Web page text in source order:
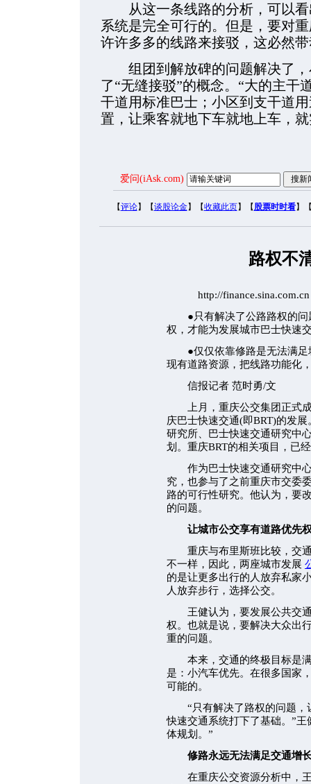
从这一条线路的分析，可以看
系统是完全可行的。但是，要对
许许多多的线路来接驳，这必然
组团到解放碑的问题解决了，
了“无缝接驳”的概念。“大的主干
干道用标准巴士；小区到支干道
置，让乘客就地下车就地上车，
爱问(iAsk.com)
【评论】【谈股论金】【收藏此页】【 股票时时看】
路权不
http://
●只有解决了公路路权的问
权，才能为发展城市巴士快速
●仅仅依靠修路是无法满足
现有道路资源，把线路功能化
信报记者 范时勇/文
上月，重庆公交集团正式成
庆巴士快速交通(即BRT)的发
研究所、巴士快速交通研究中
划。重庆BRT的相关项目，已
作为巴士快速交通研究中心
究，也参与了之前重庆市交委
路的可行性研究。他认为，要
的问题。
让城市公交享有道路优先
重庆与布里斯班比较，交通
不一样，因此，两座城市发展
的是让更多出行的人放弃私家
人放弃步行，选择公交。
王健认为，要发展公共交
权。也就是说，要解决大众出
重的问题。
本来，交通的终极目标是满
是：小汽车优先。在很多国家
可能的。
“只有解决了路权的问题，
快速交通系统打下了基础。”
体规划。”
修路永远无法满足交通增
在重庆公交资源分析中，王